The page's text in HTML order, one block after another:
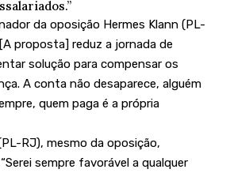
da oposição Hermes Klann (PL-
proposta] reduz a jornada de
solução para compensar os
A conta não desaparece, alguém
quem paga é a própria
RJ), mesmo da oposição,
sempre favorável a qualquer